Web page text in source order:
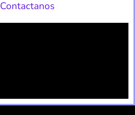
Contactanos